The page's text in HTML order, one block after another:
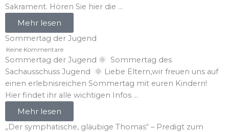
Sakrament. Hören Sie hier die ...
Mehr lesen
Sommertag der Jugend
Keine Kommentare
Sommertag der Jugend 🌞 Sommertag des
Sachausschuss Jugend 🌞 Liebe Eltern,wir freuen uns auf
einen erlebnisreichen Sommertag mit euren Kindern!
Hier findet ihr alle wichtigen Infos ...
Mehr lesen
„Der symphatische, gläubige Thomas“ – Predigt zum